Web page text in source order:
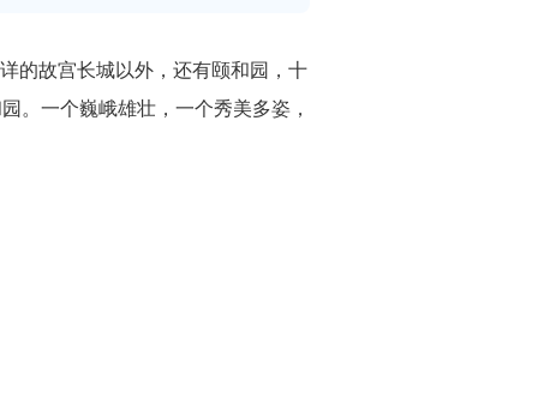
的故宫长城以外，还有颐和园，十
。一个巍峨雄壮，一个秀美多姿，